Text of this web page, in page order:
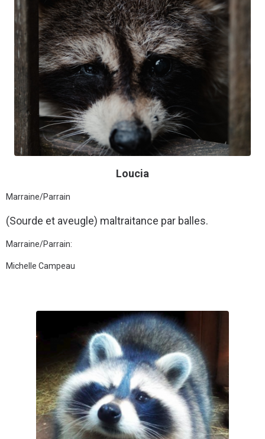
Loucia
Marraine/Parrain
(Sourde et aveugle) maltraitance par balles.
Marraine/Parrain:
Michelle Campeau